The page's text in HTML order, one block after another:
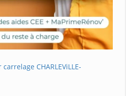
CHARLEViLLE-